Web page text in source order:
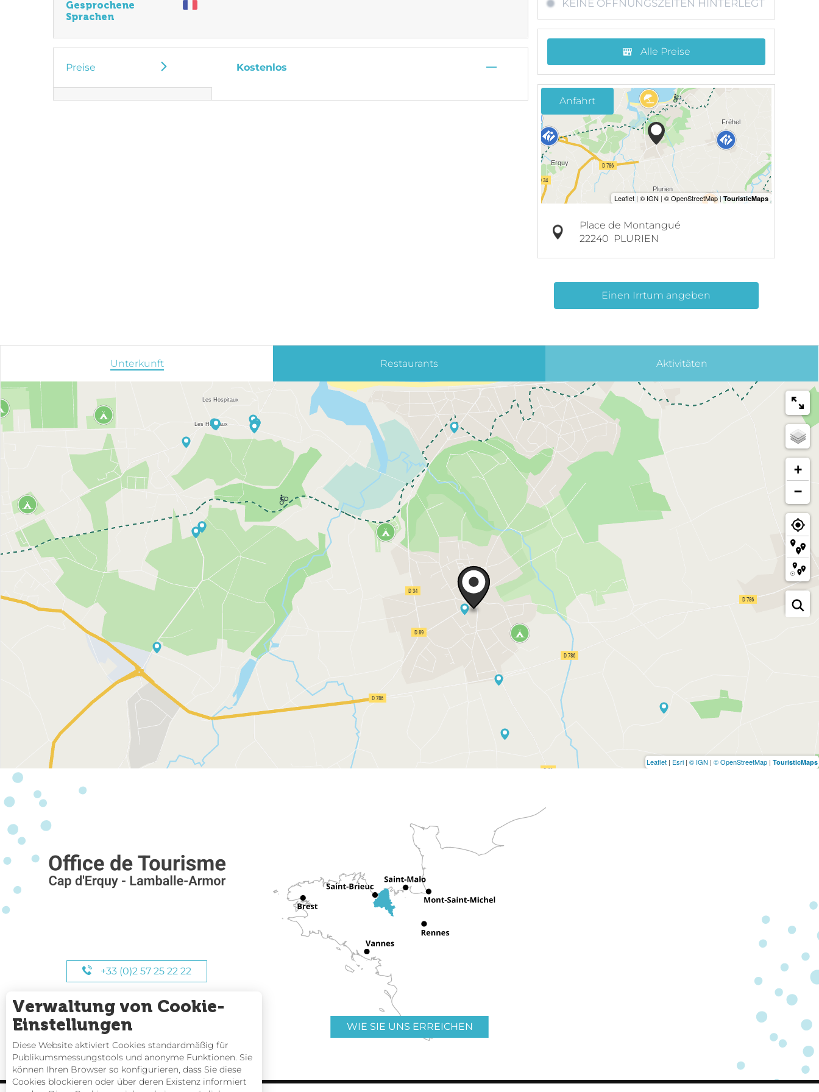
Gesprochene
Sprachen
Preise Kostenlos —
KEINE ÖFFNUNGSZEITEN HINTERLEGT
Alle Preise
Anfahrt
Place de Montangué
22240 PLURIEN
Einen Irrtum angeben
Unterkunft Restaurants Aktivitäten
+
−
Leaflet | Esri | © IGN | © OpenStreetMap | TouristicMaps
+33 (0)2 57 25 22 22
UNSERE STUNDEN
WIE SIE UNS ERREICHEN
Verwaltung von Cookie-
Einstellungen
Diese Website aktiviert Cookies standardmäßig für
Publikumsmessungstools und anonyme Funktionen. Sie
können Ihren Browser so konfigurieren, dass Sie diese
Cookies blockieren oder über deren Existenz informiert